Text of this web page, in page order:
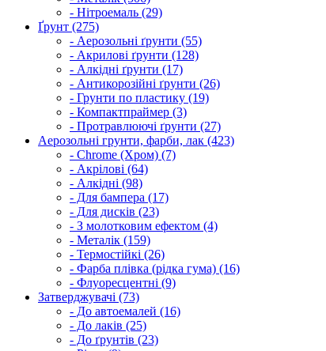
- Нітроемаль (29)
Ґрунт (275)
- Аерозольні ґрунти (55)
- Акрилові ґрунти (128)
- Алкідні ґрунти (17)
- Антикорозійні ґрунти (26)
- Грунти по пластику (19)
- Компактпраймер (3)
- Протравлюючі ґрунти (27)
Аерозольні грунти, фарби, лак (423)
- Chrome (Хром) (7)
- Акрілові (64)
- Алкідні (98)
- Для бампера (17)
- Для дисків (23)
- З молотковим ефектом (4)
- Металік (159)
- Термостійкі (26)
- Фарба плівка (рідка гума) (16)
- Флуоресцентні (9)
Затверджувачі (73)
- До автоемалей (16)
- До лаків (25)
- До ґрунтів (23)